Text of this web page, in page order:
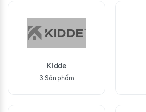
Kidde
3 Sản phẩm